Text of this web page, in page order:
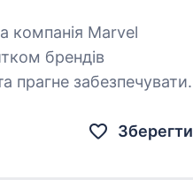
брендів
прагне забезпечувати
Зберегти